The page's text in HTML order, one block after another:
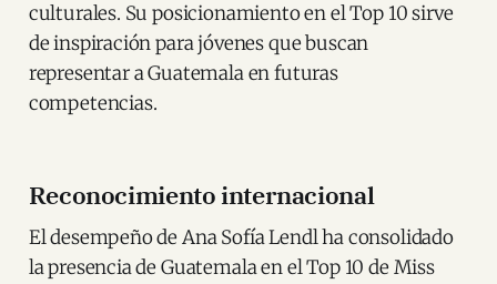
culturales. Su posicionamiento en el Top 10 sirve
de inspiración para jóvenes que buscan
representar a Guatemala en futuras
competencias.
Reconocimiento internacional
El desempeño de Ana Sofía Lendl ha consolidado
la presencia de Guatemala en el Top 10 de Miss